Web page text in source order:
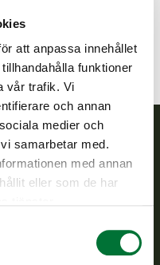
att anpassa innehållet
funktioner
vår trafik. Vi
och annan
medier och
samarbetar med.
med annan
eller som de har
förvaltningsuppgifter